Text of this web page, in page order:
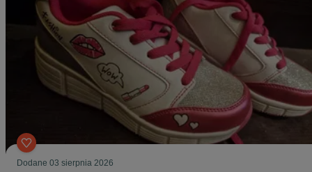
Dodane 03 sierpnia 2026